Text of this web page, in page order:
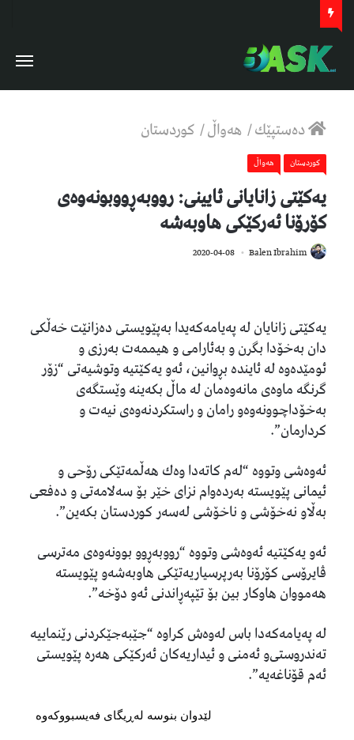
دەستپێك/ هەواڵ/ كوردستان
كوردستان هەواڵ
یەكێتی زانایانی ئایینی: رووبەڕووبونەوەی
كۆرۆنا ئەركێكی هاوبەشە
Balen Ibrahim
2020-04-08
یەكێتی زانایان لە پەیامەكەیدا بەپێویستی دەزانێت خەڵكی
دان بەخۆدا بگرن و بەئارامی و هیممەت بەرزی و
ئومێدەوە لە ئایندە بڕوانین، ئەو یەكێتیە وتوشیەتی “زۆر
گرنگە ماوەی مانەوەمان لە ماڵ بكەینە وێستگەی
بەخۆداچوونەوەو رامان و راستكردنەوەی نیەت و
كردارمان”.
ئەوەشی وتووە “لەم كاتەدا وەك هەڵمەتێكی رۆحی و
ئیمانی پێویستە بەردەوام نزای خێر بۆ سەلامەتی و دەفعی
بەڵاو نەخۆشی و ناخۆشی لەسەر كوردستان بكەین”.
ئەو یەكێتیە ئەوەشی وتووە “رووبەڕوو بوونەوەی مەترسی
ڤایرۆسی كۆرۆنا بەرپرسیاریەتێكی هاوبەشە‌و پێویستە
هەمووان هاوكار بین بۆ تێپەڕاندنی ئەو دۆخە”.
لە پەیامەكەدا باس لەوەش كراوە “جێبەجێكردنی رێنماییە
تەندروستی‌و ئەمنی‌ و ئیداریەكان ئەركێكی هەرە پێویستی
ئەم قۆناغەیە”.
لێدوان بنوسە لەڕیگای فەیسبووکەوە